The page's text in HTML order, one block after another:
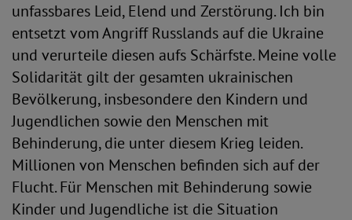
unfassbares Leid, Elend und Zerstörung. Ich bin
entsetzt vom Angriff Russlands auf die Ukraine
und verurteile diesen aufs Schärfste. Meine volle
Solidarität gilt der gesamten ukrainischen
Bevölkerung, insbesondere den Kindern und
Jugendlichen sowie den Menschen mit
Behinderung, die unter diesem Krieg leiden.
Millionen von Menschen befinden sich auf der
Flucht. Für Menschen mit Behinderung sowie
Kinder und Jugendliche ist die Situation